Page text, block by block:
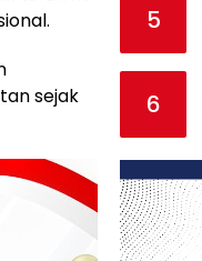
sejak
5
6